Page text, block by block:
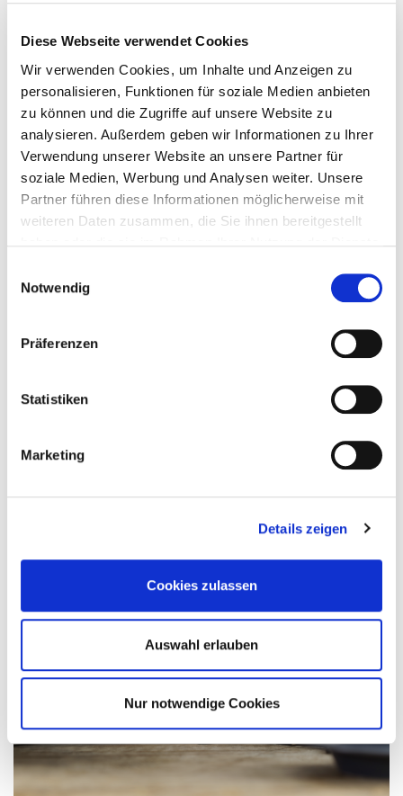
Diese Webseite verwendet Cookies
Wir verwenden Cookies, um Inhalte und Anzeigen zu
personalisieren, Funktionen für soziale Medien anbieten
zu können und die Zugriffe auf unsere Website zu
analysieren. Außerdem geben wir Informationen zu Ihrer
Verwendung unserer Website an unsere Partner für
soziale Medien, Werbung und Analysen weiter. Unsere
Partner führen diese Informationen möglicherweise mit
weiteren Daten zusammen, die Sie ihnen bereitgestellt
Notwendig
Präferenzen
Statistiken
Marketing
Details zeigen
Cookies zulassen
Auswahl erlauben
Nur notwendige Cookies
Partner
tägliches Geschäft.